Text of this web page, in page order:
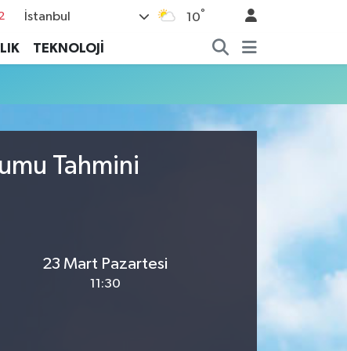
İstanbul 10°
TEKNOLOJİ
Tahmini
23 Mart Pazartesi
11:30